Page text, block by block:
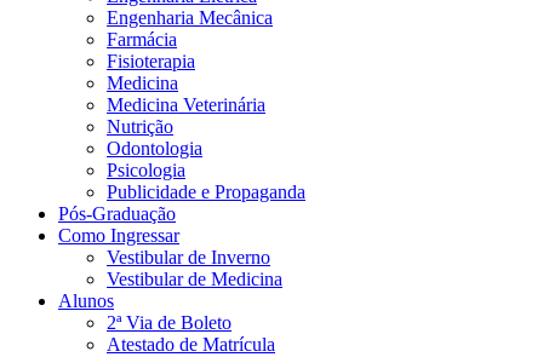
Engenharia Mecânica
Farmácia
Fisioterapia
Medicina
Medicina Veterinária
Nutrição
Odontologia
Psicologia
Publicidade e Propaganda
Pós-Graduação
Como Ingressar
Vestibular de Inverno
Vestibular de Medicina
Alunos
2ª Via de Boleto
Atestado de Matrícula